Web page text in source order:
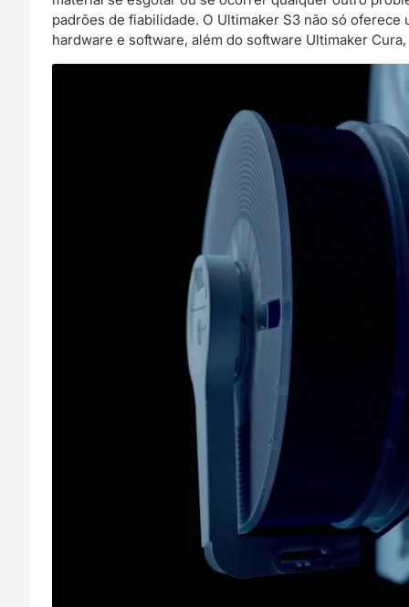
padrões de fiabilidade. O Ultimaker S3 não só
hardware e software, além do software Ultimaker